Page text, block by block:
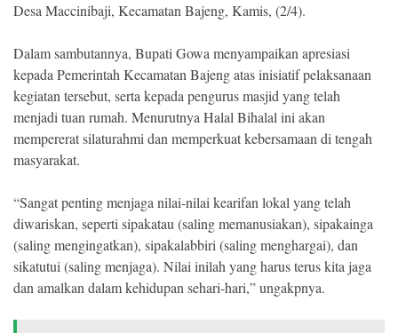
Desa Maccinibaji, Kecamatan Bajeng, Kamis, (2/4).
Dalam sambutannya, Bupati Gowa menyampaikan apresiasi
kepada Pemerintah Kecamatan Bajeng atas inisiatif pelaksanaan
kegiatan tersebut, serta kepada pengurus masjid yang telah
menjadi tuan rumah. Menurutnya Halal Bihalal ini akan
mempererat silaturahmi dan memperkuat kebersamaan di tengah
masyarakat.
“Sangat penting menjaga nilai-nilai kearifan lokal yang telah
diwariskan, seperti sipakatau (saling memanusiakan), sipakainga
(saling mengingatkan), sipakalabbiri (saling menghargai), dan
sikatutui (saling menjaga). Nilai inilah yang harus terus kita jaga
dan amalkan dalam kehidupan sehari-hari,” ungakpnya.